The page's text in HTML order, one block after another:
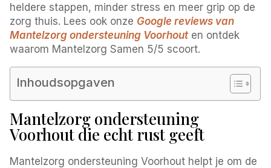
heldere stappen, minder stress en meer grip op de
zorg thuis. Lees ook onze Google reviews van
Mantelzorg ondersteuning Voorhouten ontdek
waarom Mantelzorg Samen 5/5 scoort.
Inhoudsopgaven
Mantelzorg ondersteuning
Voorhout die echt rust geeft
Mantelzorg ondersteuning Voorhout helpt je om de